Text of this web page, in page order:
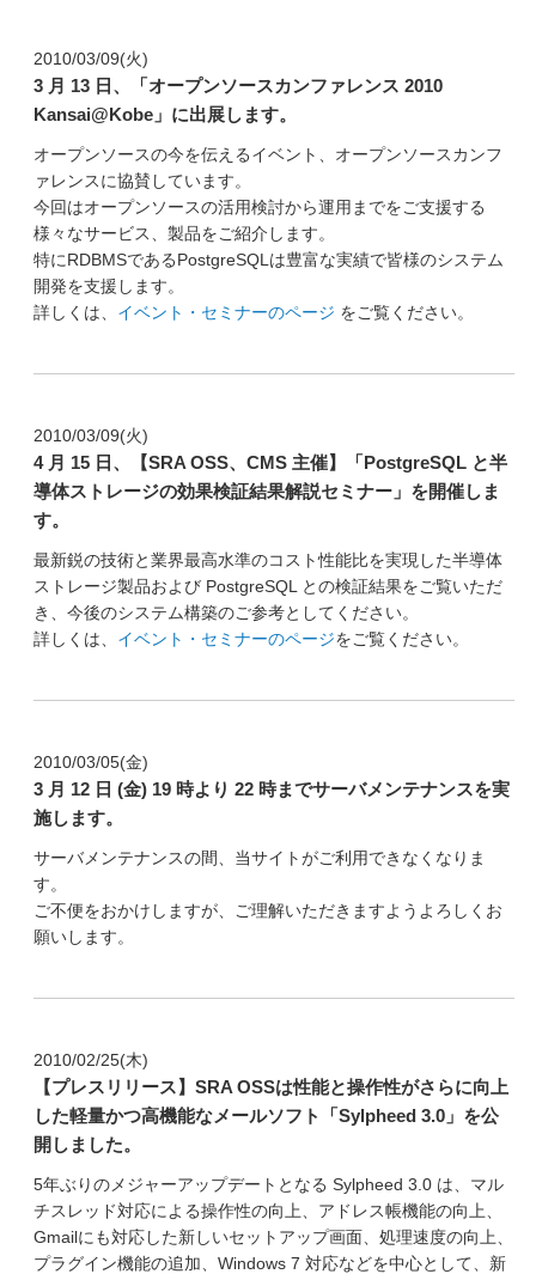
2010/03/09(火)
3 月 13 日、「オープンソースカンファレンス 2010
Kansai@Kobe」に出展します。
オープンソースの今を伝えるイベント、オープンソースカンフ
ァレンスに協賛しています。
今回はオープンソースの活用検討から運用までをご支援する
様々なサービス、製品をご紹介します。
特にRDBMSであるPostgreSQLは豊富な実績で皆様のシステム
開発を支援します。
詳しくは、 イベント・セミナーのページ をご覧ください。
2010/03/09(火)
4 月 15 日、【SRA OSS、CMS 主催】「PostgreSQL と半
導体ストレージの効果検証結果解説セミナー」を開催しま
す。
最新鋭の技術と業界最高水準のコスト性能比を実現した半導体
ストレージ製品および PostgreSQL との検証結果をご覧いただ
き、今後のシステム構築のご参考としてください。
詳しくは、 イベント・セミナーのページをご覧ください。
2010/03/05(金)
3 月 12 日 (金) 19 時より 22 時までサーバメンテナンスを実
施します。
サーバメンテナンスの間、当サイトがご利用できなくなりま
す。
ご不便をおかけしますが、ご理解いただきますようよろしくお
願いします。
2010/02/25(木)
【プレスリリース】SRA OSSは性能と操作性がさらに向上
した軽量かつ高機能なメールソフト「Sylpheed 3.0」を公
開しました。
5年ぶりのメジャーアップデートとなる Sylpheed 3.0 は、マル
チスレッド対応による操作性の向上、アドレス帳機能の向上、
Gmailにも対応した新しいセットアップ画面、処理速度の向上、
プラグイン機能の追加、Windows 7 対応などを中心として、新